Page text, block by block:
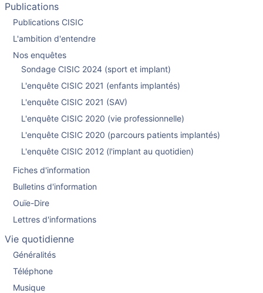
Publications
Publications CISIC
L'ambition d'entendre
Nos enquêtes
Sondage CISIC 2024 (sport et implant)
L'enquête CISIC 2021 (enfants implantés)
L'enquête CISIC 2021 (SAV)
L'enquête CISIC 2020 (vie professionnelle)
L'enquête CISIC 2020 (parcours patients implantés)
L'enquête CISIC 2012 (l'implant au quotidien)
Fiches d'information
Bulletins d'information
Ouïe-Dire
Lettres d'informations
Vie quotidienne
Généralités
Téléphone
Musique